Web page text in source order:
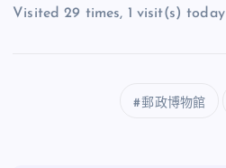
Visited 29 times, 1 visit(s) today
郵政博物館